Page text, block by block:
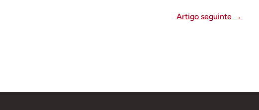
Artigo seguinte →